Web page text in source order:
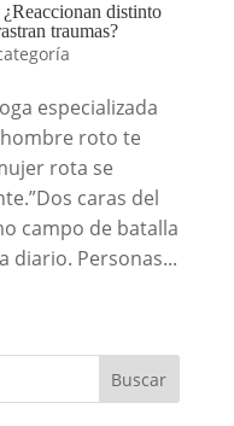
distinto
traumas?
especializada
roto te
rota se
caras del
campo de batalla
diario. Personas...